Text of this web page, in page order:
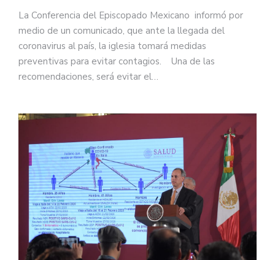
La Conferencia del Episcopado Mexicano informó por
medio de un comunicado, que ante la llegada del
coronavirus al país, la iglesia tomará medidas
preventivas para evitar contagios. Una de las
recomendaciones, será evitar el…